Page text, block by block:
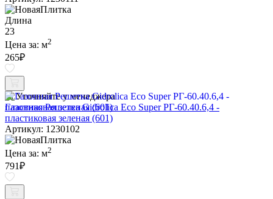
Длина
23
Цена за: м2
265₽
Уточняйте у менеджера
Газонная Решетка Gidrolica Eco Super РГ-60.40.6,4 -
пластиковая зеленая (601)
Артикул: 1230102
Цена за: м2
791₽